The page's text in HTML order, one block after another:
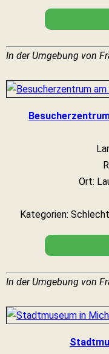
In der Umgebung von
Ort:
Kategorien:
In der Umgebung von